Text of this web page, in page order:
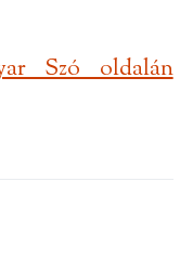
Szó oldalán